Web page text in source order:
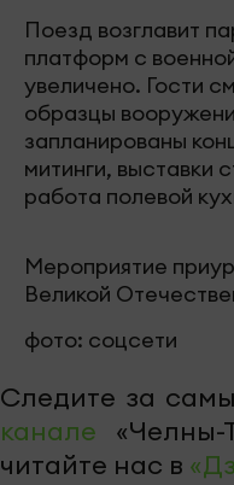
Поезд возглавит
платформ с
увеличено. Гости
образцы
запланированы
митинги, выставки
работа полевой
Мероприятие
Великой
фото: соцсети
Следите за
канале «Челны-
читайте нас в